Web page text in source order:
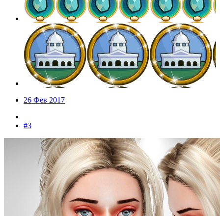
26 Фев 2017
#3